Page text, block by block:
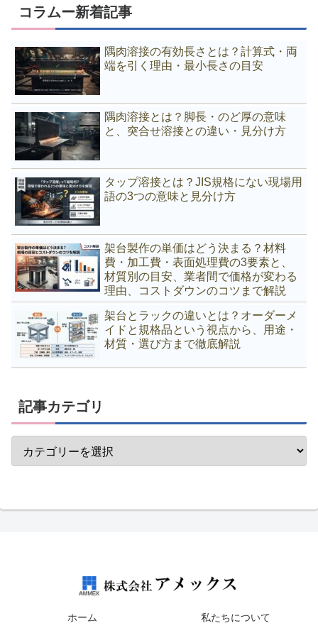
コラムー新着記事
隅肉溶接の有効長さとは？計算式・両
端を引く理由・最小長さの目安
隅肉溶接とは？脚長・のど厚の意味
と、突合せ溶接との違い・見分け方
タップ溶接とは？JIS規格にない現場用
語の3つの意味と見分け方
架台製作の単価はどう決まる？材料
費・加工費・表面処理費の3要素と、
材質別の目安、業者間で価格が変わる
理由、コストダウンのコツまで解説
架台とラックの違いとは？オーダーメ
イドと規格品という視点から、用途・
材質・選び方まで徹底解説
記事カテゴリ
ホーム
私たちについて